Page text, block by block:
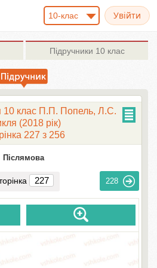
10-клас
Підручники 10 клас
10 клас П.П. Попель, Л.С.
(2018 рік)
227 з 256
Післямова
228